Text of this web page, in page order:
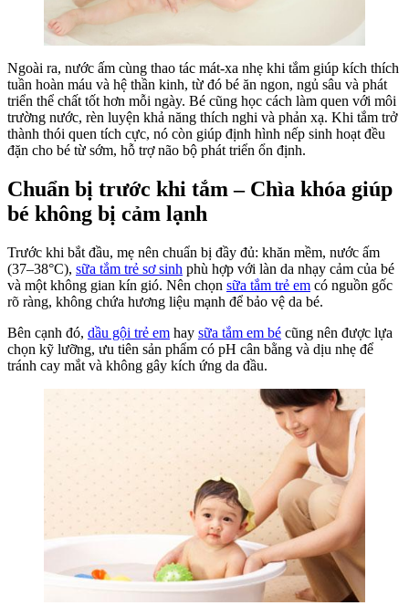
Ngoài ra, nước ấm cùng thao tác mát-xa nhẹ khi tắm giúp kích thích
tuần hoàn máu và hệ thần kinh, từ đó bé ăn ngon, ngủ sâu và phát
triển thể chất tốt hơn mỗi ngày. Bé cũng học cách làm quen với môi
trường nước, rèn luyện khả năng thích nghi và phản xạ. Khi tắm trở
thành thói quen tích cực, nó còn giúp định hình nếp sinh hoạt đều
đặn cho bé từ sớm, hỗ trợ não bộ phát triển ổn định.
Chuẩn bị trước khi tắm – Chìa khóa giúp
bé không bị cảm lạnh
Trước khi bắt đầu, mẹ nên chuẩn bị đầy đủ: khăn mềm, nước ấm
(37–38°C), sữa tắm trẻ sơ sinh phù hợp với làn da nhạy cảm của bé
và một không gian kín gió. Nên chọn sữa tắm trẻ em có nguồn gốc
rõ ràng, không chứa hương liệu mạnh để bảo vệ da bé.
Bên cạnh đó, dầu gội trẻ em hay sữa tắm em bé cũng nên được lựa
chọn kỹ lưỡng, ưu tiên sản phẩm có pH cân bằng và dịu nhẹ để
tránh cay mắt và không gây kích ứng da đầu.